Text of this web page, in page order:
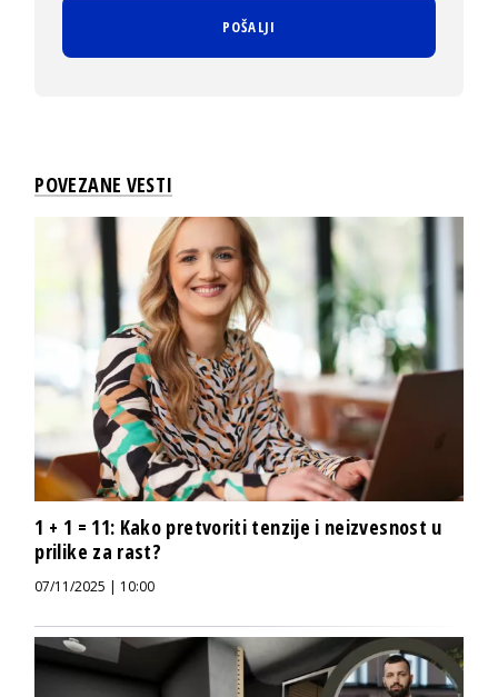
POVEZANE VESTI
1 + 1 = 11: Kako pretvoriti tenzije i neizvesnost u
prilike za rast?
07/11/2025 | 10:00